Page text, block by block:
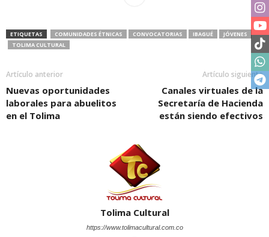
ETIQUETAS COMUNIDADES ÉTNICAS CONVOCATORIAS IBAGUÉ
JÓVENES
TOLIMA CULTURAL
Artículo anterior
Nuevas oportunidades
laborales para abuelitos
en el Tolima
Artículo siguiente
Canales virtuales de la
Secretaría de Hacienda
están siendo efectivos
Tolima Cultural
https://www.tolimacultural.com.co